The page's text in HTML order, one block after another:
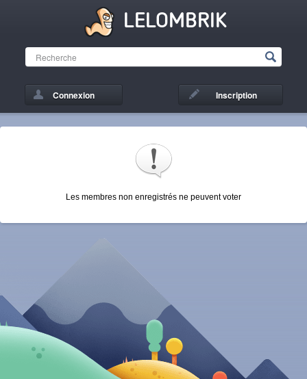
LELOMBRIK
Connexion Inscription
Les membres non enregistrés ne peuvent voter